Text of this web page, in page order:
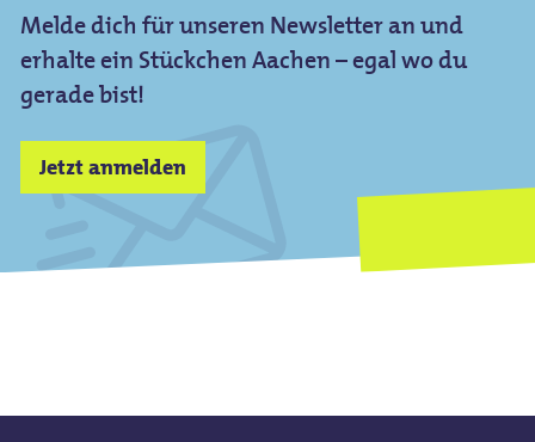
Melde dich für unseren Newsletter an und
erhalte ein Stückchen Aachen – egal wo du
gerade bist!
Jetzt anmelden